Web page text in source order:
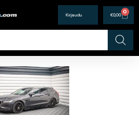
€0,00 0